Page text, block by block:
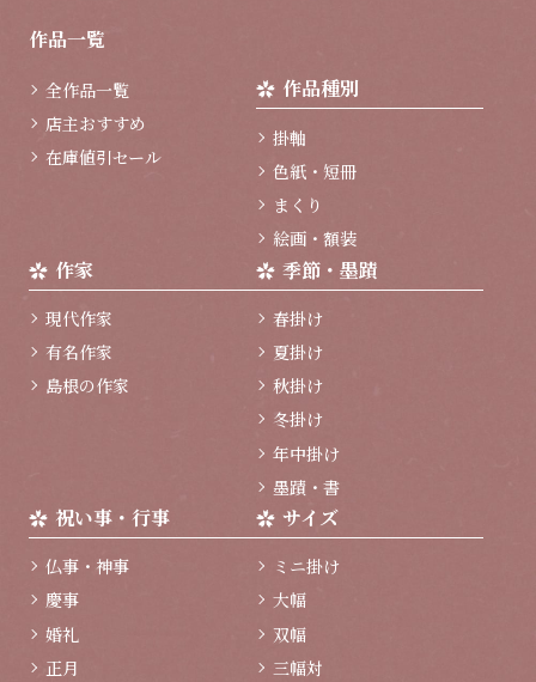
作品一覧
全作品一覧
店主おすすめ
在庫値引セール
作品種別
掛軸
色紙・短冊
まくり
絵画・額装
作家
現代作家
有名作家
島根の作家
季節・墨蹟
春掛け
夏掛け
秋掛け
冬掛け
年中掛け
墨蹟・書
祝い事・行事
仏事・神事
慶事
婚礼
正月
サイズ
ミニ掛け
大幅
双幅
三幅対